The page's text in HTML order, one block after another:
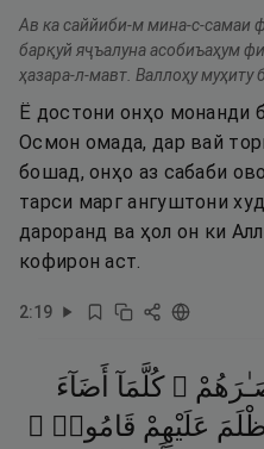
Ав ка саййиби-м мина-с-самаи
барқуй яҷъалуна асобиъаҳум
ҳазара-л-мавт. Валлоҳу муҳиту
Ё достони онҳо монанди
Осмон омада, дар вай
бошад, онҳо аз сабаби
тарси марг ангуштони
дароранд ва ҳол он ки
кофирон аст.
2:19
كُلَّمَآ
أَضَآءَ
عَلَيْهِمْ قَامُوا۟ ۚ